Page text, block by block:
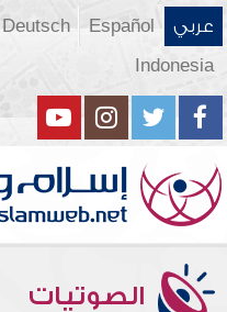
عربي Español
Deutsch
Indonesia
الصوتيات